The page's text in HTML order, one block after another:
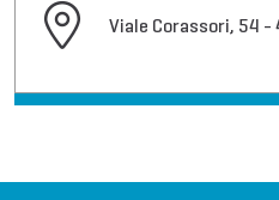
Viale Corassori, 54 -